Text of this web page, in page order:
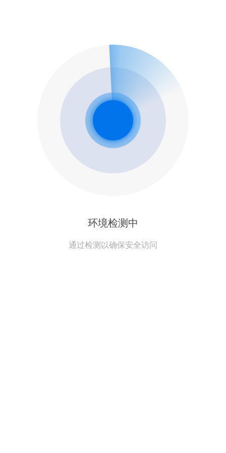
环境检测中
通过检测以确保安全访问